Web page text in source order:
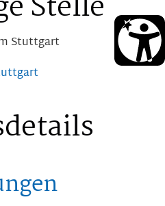
Stuttgart